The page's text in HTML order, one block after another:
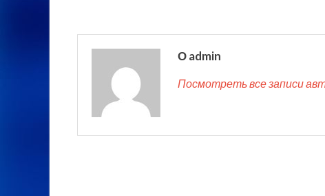
О admin
Посмотреть все записи